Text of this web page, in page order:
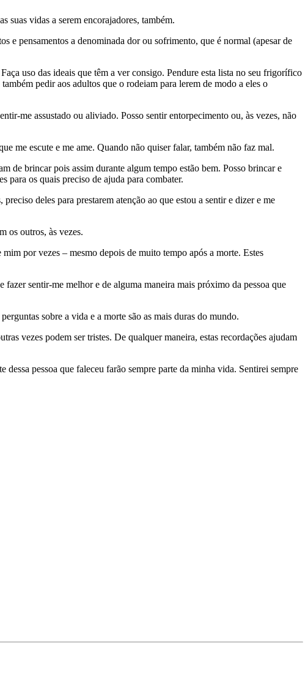
suas vidas a serem encorajadores, também.
e pensamentos a denominada dor ou sofrimento, que é normal (apesar de
uso das ideais que têm a ver consigo. Pendure esta lista no seu frigorífico
pedir aos adultos que o rodeiam para lerem de modo a eles o
me assustado ou aliviado. Posso sentir entorpecimento ou, às vezes, não
me escute e me ame. Quando não quiser falar, também não faz mal.
de brincar pois assim durante algum tempo estão bem. Posso brincar e
para os quais preciso de ajuda para combater.
deles para prestarem atenção ao que estou a sentir e dizer e me
os outros, às vezes.
por vezes – mesmo depois de muito tempo após a morte. Estes
sentir-me melhor e de alguma maneira mais próximo da pessoa que
sobre a vida e a morte são as mais duras do mundo.
vezes podem ser tristes. De qualquer maneira, estas recordações ajudam
pessoa que faleceu farão sempre parte da minha vida. Sentirei sempre